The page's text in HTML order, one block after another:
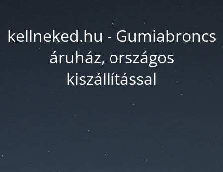
kellneked.hu - Gumiabroncs
áruház, országos
kiszállítással